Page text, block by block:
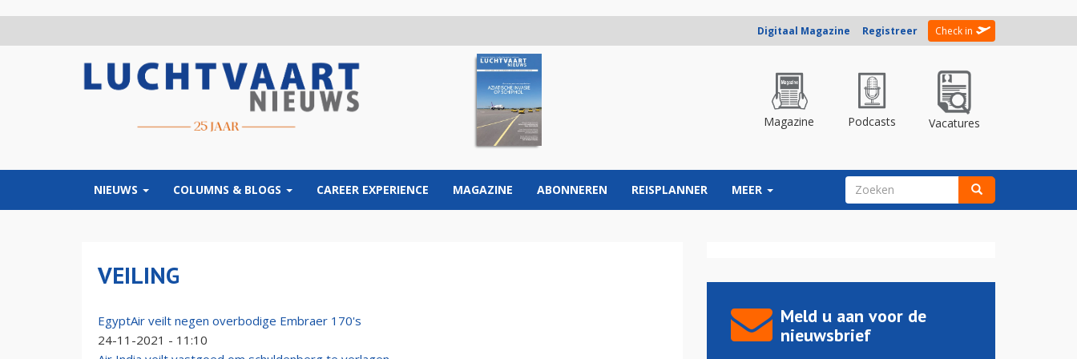
Digitaal Magazine Registreer Check in
Magazine Podcasts Vacatures
NIEUWS COLUMNS & BLOGS CAREER EXPERIENCE MAGAZINE ABONNEREN REISPLANNER MEER ZOEKVELD
VEILING
EgyptAir veilt negen overbodige Embraer 170's
24-11-2021 - 11:10
Meld u aan voor de
nieuwsbrief